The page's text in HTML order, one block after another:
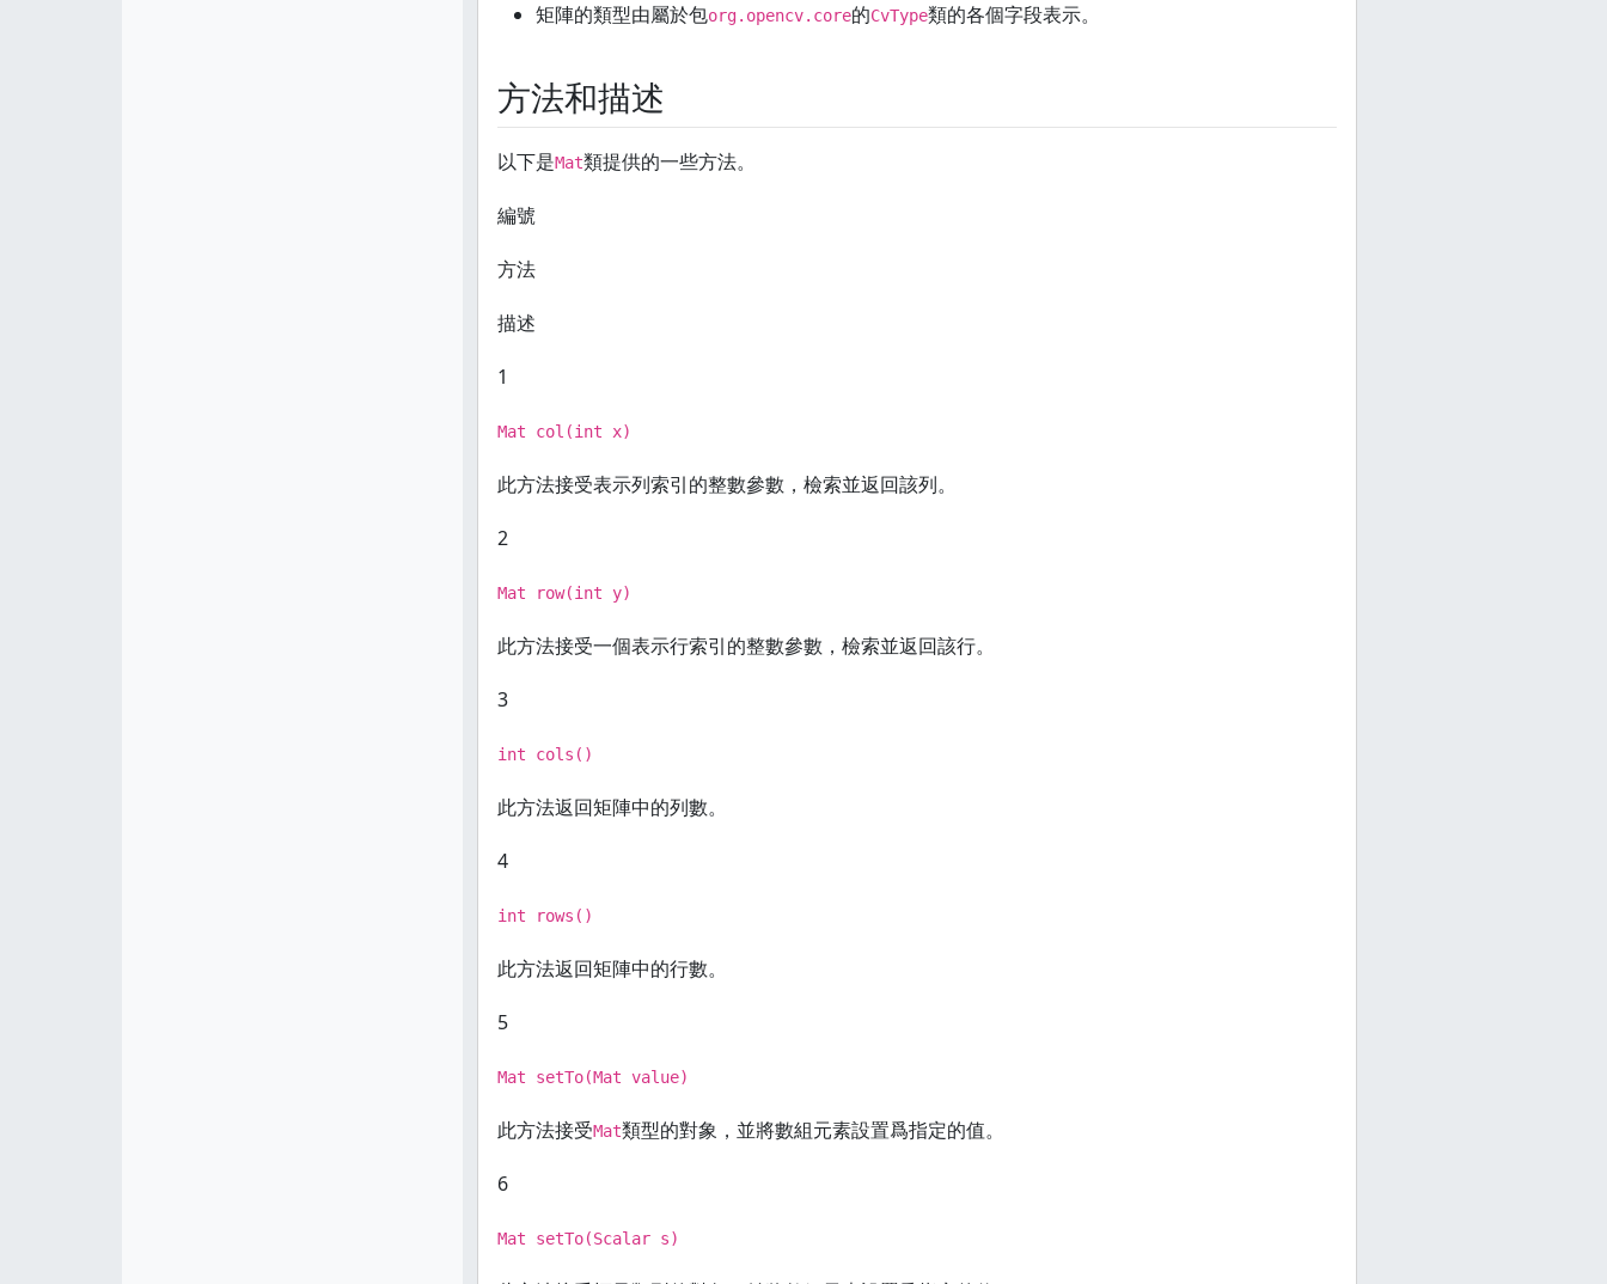
矩陣的類型由屬於包org.opencv.core的CvType類的各個字段表示。
方法和描述
以下是Mat類提供的一些方法。
編號
方法
描述
1
Mat col(int x)
此方法接受表示列索引的整數參數，檢索並返回該列。
2
Mat row(int y)
此方法接受一個表示行索引的整數參數，檢索並返回該行。
3
int cols()
此方法返回矩陣中的列數。
4
int rows()
此方法返回矩陣中的行數。
5
Mat setTo(Mat value)
此方法接受Mat類型的對象，並將數組元素設置爲指定的值。
6
Mat setTo(Scalar s)